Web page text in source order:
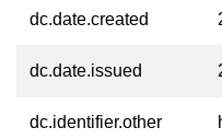
dc.date.created
dc.date.issued
dc.identifier.other